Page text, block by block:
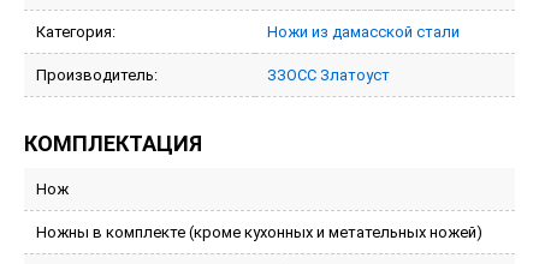
Категория: Ножи из дамасской стали
Производитель: ЗЗОСС Златоуст
КОМПЛЕКТАЦИЯ
Нож
Ножны в комплекте (кроме кухонных и метательных ножей)